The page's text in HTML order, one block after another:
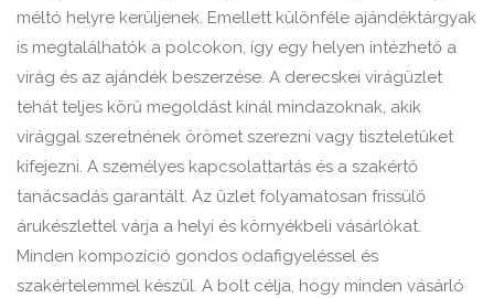
méltó helyre kerüljenek. Emellett különféle ajándéktárgyak
is megtalálhatók a polcokon, így egy helyen intézhető a
virág és az ajándék beszerzése. A derecskei virágüzlet
tehát teljes körű megoldást kínál mindazoknak, akik
virággal szeretnének örömet szerezni vagy tiszteletüket
kifejezni. A személyes kapcsolattartás és a szakértő
tanácsadás garantált. Az üzlet folyamatosan frissülő
árukészlettel várja a helyi és környékbeli vásárlókat.
Minden kompozíció gondos odafigyeléssel és
szakértelemmel készül. A bolt célja, hogy minden vásárló